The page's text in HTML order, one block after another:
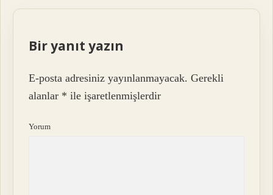
Bir yanıt yazın
E-posta adresiniz yayınlanmayacak. Gerekli
alanlar * ile işaretlenmişlerdir
Yorum